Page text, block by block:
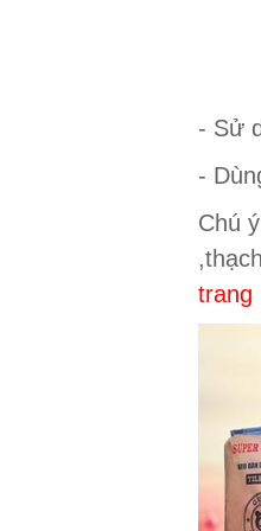
- Sử
-
Chú
trang